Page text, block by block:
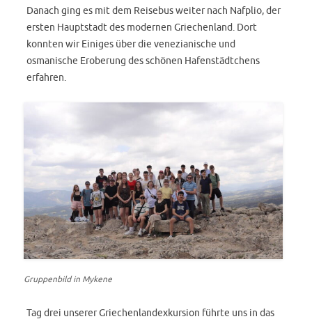
Danach ging es mit dem Reisebus weiter nach Nafplio, der
ersten Hauptstadt des modernen Griechenland. Dort
konnten wir Einiges über die venezianische und
osmanische Eroberung des schönen Hafenstädtchens
erfahren.
Gruppenbild in Mykene
Tag drei unserer Griechenlandexkursion führte uns in das